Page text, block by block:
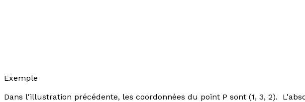
Exemple
Dans l'illustration précédente, les coordonnées du point P sont (1, 3, 2).